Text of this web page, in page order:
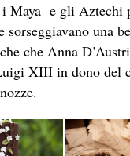
Maya e gli Aztechi
sorseggiavano una
che Anna
XIII in dono del